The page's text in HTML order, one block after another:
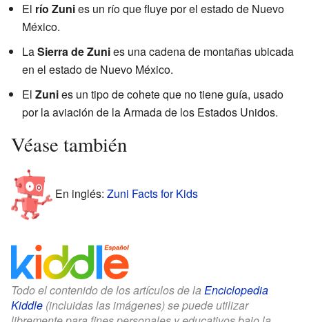
El río Zunies un río que fluye por el estado de Nuevo
México.
LaSierra de Zunies una cadena de montañas ubicada
en el estado de Nuevo México.
El Zunies un tipo de cohete que no tiene guía, usado
por la aviación de la Armada de los Estados Unidos.
Véase también
En inglés: Zuni Facts for Kids
Todo el contenido de los artículos de la Enciclopedia
Kiddle (incluidas las imágenes) se puede utilizar